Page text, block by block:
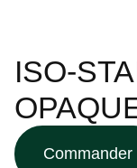
ISO-
Commander